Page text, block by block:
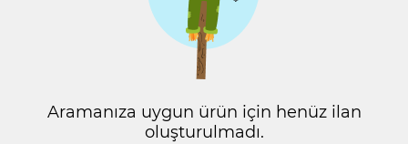
Aramanıza uygun ürün için henüz ilan
oluşturulmadı.